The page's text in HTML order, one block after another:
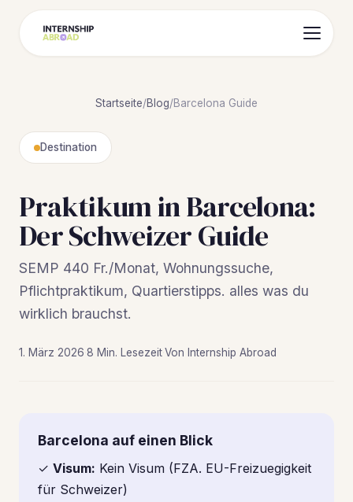
Startseite/Blog/Barcelona Guide
Destination
Praktikum in Barcelona:
Der Schweizer Guide
SEMP 440 Fr./Monat, Wohnungssuche,
Pflichtpraktikum, Quartierstipps. alles was du
wirklich brauchst.
1. März 2026 8 Min. LesezeitVon Internship Abroad
Barcelona auf einen Blick
✓ Visum: Kein Visum (FZA. EU-Freizuegigkeit
für Schweizer)